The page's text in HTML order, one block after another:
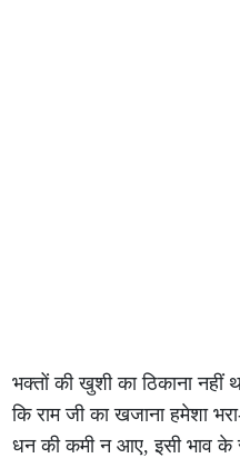
भक्तों की खुशी का ठिकाना
कि राम जी का खजाना हमेशा
धन की कमी न आए, इसी भाव के